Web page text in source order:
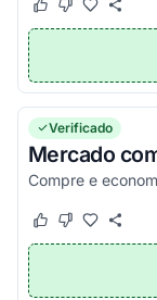
Este cupom
Este cupom
Verificado
Mercado
Este cupom
Este cupom